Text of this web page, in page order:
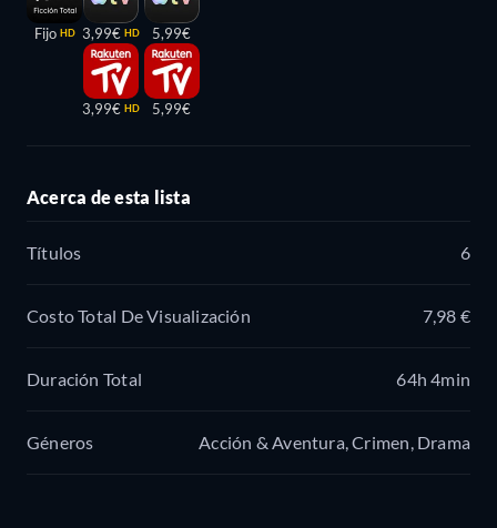
Fijo HD 3,99€ HD
3,99€ HD
5,99€
5,99€
Acerca de esta lista
Títulos 6
Costo Total De Visualización 7,98 €
Duración Total 64h 4min
Géneros Acción & Aventura, Crimen, Drama